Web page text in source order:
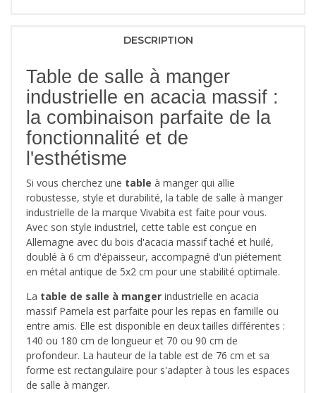
DESCRIPTION
Table de salle à manger
industrielle en acacia massif :
la combinaison parfaite de la
fonctionnalité et de
l'esthétisme
Si vous cherchez une table à manger qui allie
robustesse, style et durabilité, la table de salle à manger
industrielle de la marque Vivabita est faite pour vous.
Avec son style industriel, cette table est conçue en
Allemagne avec du bois d'acacia massif taché et huilé,
doublé à 6 cm d'épaisseur, accompagné d'un piétement
en métal antique de 5x2 cm pour une stabilité optimale.
La table de salle à manger industrielle en acacia
massif Pamela est parfaite pour les repas en famille ou
entre amis. Elle est disponible en deux tailles différentes :
140 ou 180 cm de longueur et 70 ou 90 cm de
profondeur. La hauteur de la table est de 76 cm et sa
forme est rectangulaire pour s'adapter à tous les espaces
de salle à manger.